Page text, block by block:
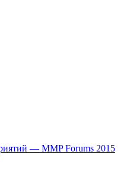
— MMP Forums 2015